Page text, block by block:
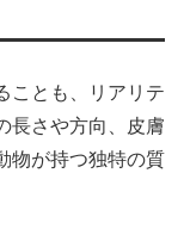
ことも、リアリテ
長さや方向、皮膚
物が持つ独特の質